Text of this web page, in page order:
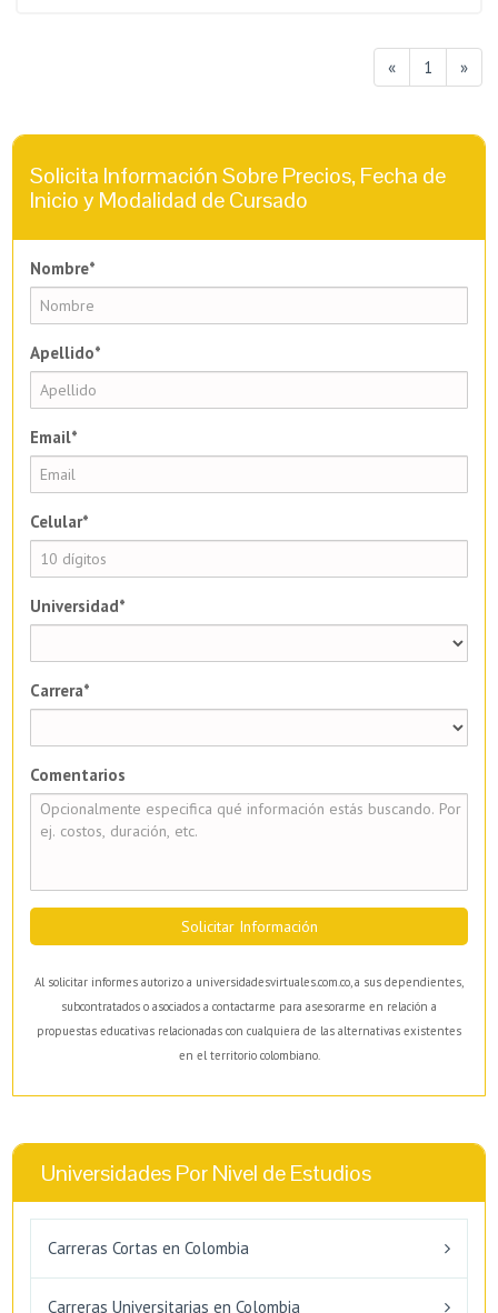
« 1 »
Solicita Información Sobre Precios, Fecha de
Inicio y Modalidad de Cursado
Nombre*
Apellido*
Email*
Celular*
Universidad*
Carrera*
Comentarios
Solicitar Información
Al solicitar informes autorizo a universidadesvirtuales.com.co, a sus dependientes,
subcontratados o asociados a contactarme para asesorarme en relación a
propuestas educativas relacionadas con cualquiera de las alternativas existentes
en el territorio colombiano.
Universidades Por Nivel de Estudios
Carreras Cortas en Colombia
Carreras Universitarias en Colombia